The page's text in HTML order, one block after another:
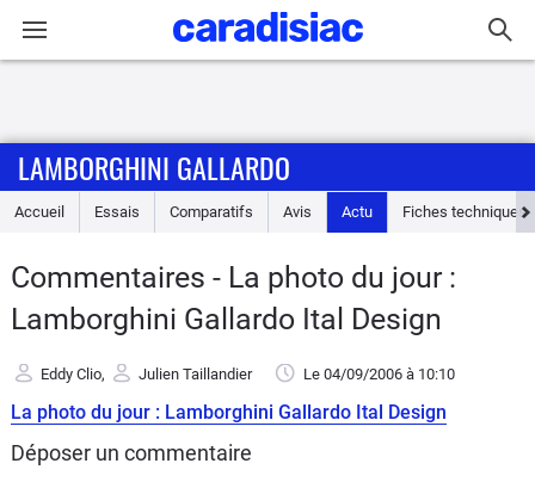
Accueil
Essais
d'achat
Electriques
LAMBORGHINI GALLARDO
Accueil Essais Comparatifs Avis Actu Fiches techniques
Commentaires - La photo du jour :
Lamborghini Gallardo Ital Design
Eddy Clio, Julien Taillandier Le 04/09/2006 à 10:10
La photo du jour : Lamborghini Gallardo Ital Design
Déposer un commentaire